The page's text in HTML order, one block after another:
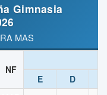
Gimnasia
MAS
NF
E
D